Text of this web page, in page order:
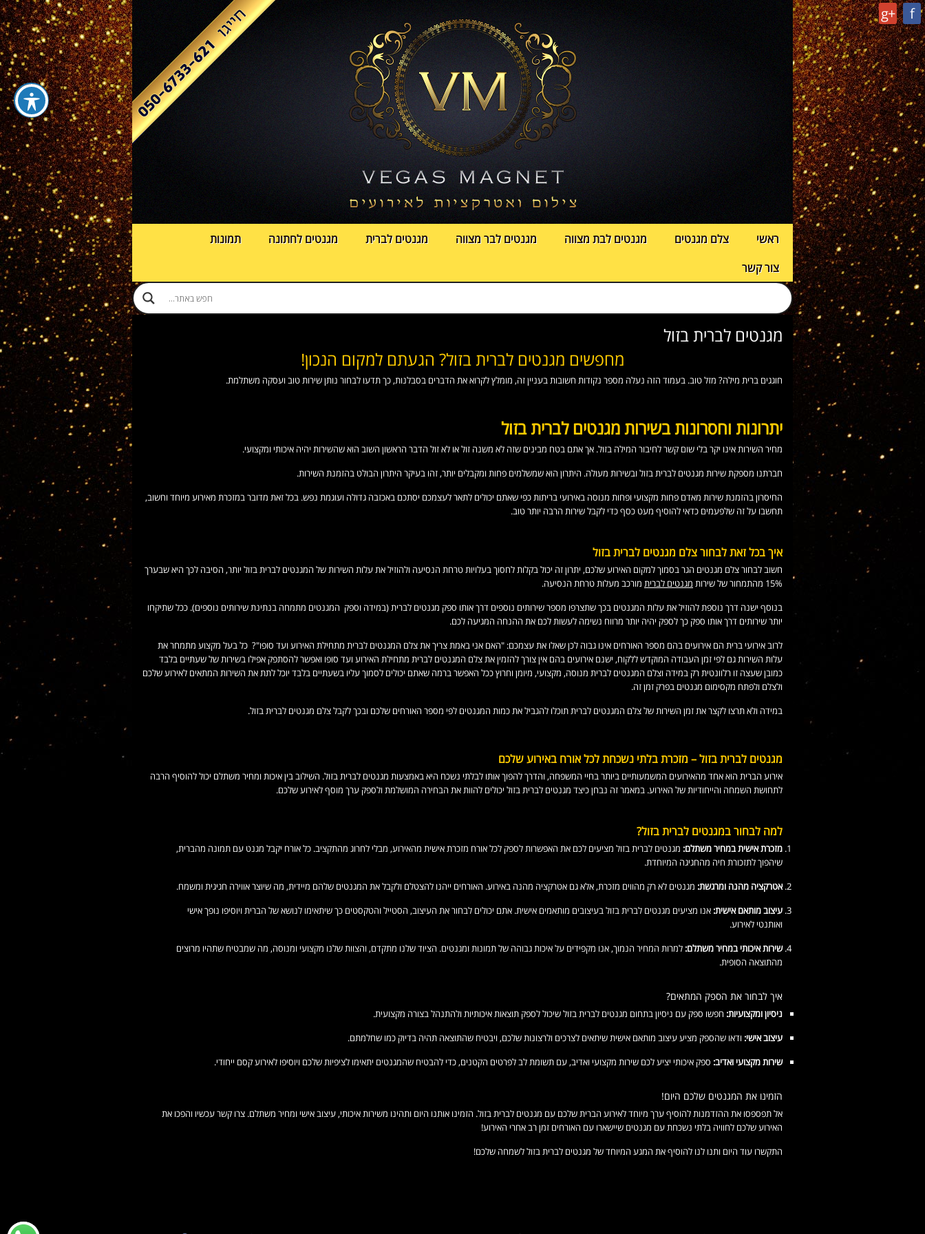
g+ f
ראשי צלם מגנטים מגנטים לבת מצווה מגנטים לבר מצווה מגנטים לברית מגנטים לחתונה
תמונות
צור קשר
מגנטים לברית בזול
מחפשים מגנטים לברית בזול? הגעתם למקום הנכון!
חוגגים ברית מילה? מזל טוב. בעמוד הזה נעלה מספר נקודות חשובות בעניין זה, מומלץ לקרוא את הדברים בסבלנות, כך תדעו לבחור נותן שירות טוב ועסקה משתלמת.
יתרונות וחסרונות בשירות מגנטים לברית בזול
מחיר השירות אינו יקר בלי שום קשר לחיבור המילה בזול. אך אתם בטח מבינים שזה לא משנה זול או לא זול הדבר הראשון השוב הוא שהשירות יהיה איכותי ומקצועי.
חברתנו מספקת שירות מגנטים לברית בזול ובשירות מעולה. היתרון הוא שמשלמים פחות ומקבלים יותר, זהו בעיקר היתרון הבולט בהזמנת השירות.
החיסרון בהזמנת שירות מאדם פחות מקצועי ופחות מנוסה באירועי בריתות כפי שאתם יכולים לתאר לעצמכם יסתכם באכזבה גדולה ועוגמת נפש. בכל זאת מדובר במזכרת מאירוע מיוחד וחשוב,
תחשבו על זה שלפעמים כדאי להוסיף מעט כסף כדי לקבל שירות הרבה יותר טוב.
איך בכל זאת לבחור צלם מגנטים לברית בזול
חשוב לבחור צלם מגנטים הגר בסמוך למקום האירוע שלכם, יתרון זה יכול בקלות לחסוך בעלויות טרחת הנסיעה ולהוזיל את עלות השירות של המגנטים לברית בזול יותר, הסיבה לכך היא שבערך
15% מהתמחור של שירות
מגנטים לברית מורכב מעלות טרחת הנסיעה.
בנוסף ישנה דרך נוספת להוזיל את עלות המגנטים בכך שתצרפו מספר שירותים נוספים דרך אותו ספק מגנטים לברית (במידה וספק המגנטים מתמחה בנתינת שירותים נוספים). ככל שתיקחו
יותר שירותים דרך אותו ספק כך לספק יהיה יותר מרווח נשימה לעשות לכם את ההנחה המגיעה לכם.
לרוב אירועי ברית הם אירועים בהם מספר האורחים אינו גבוה לכן שאלו את עצמכם: "האם אני באמת צריך את צלם המגנטים לברית מתחילת האירוע ועד סופו"? כל בעל מקצוע מתמחר את
עלות השירות גם לפי זמן העבודה המוקדש ללקוח, ישנם אירועים בהם אין צורך להזמין את צלם המגנטים לברית מתחילת האירוע ועד סופו ואפשר להסתפק אפילו בשירות של שעתיים בלבד
כמובן שעצה זו רלוונטית רק במידה וצלם המגנטים לברית מנוסה, מקצועי, מיומן וחרוץ ככל האפשר ברמה שאתם יכולים לסמוך עליו בשעתיים בלבד יוכל לתת את השירות המתאים לאירוע שלכם
ולצלם ולפתח מקסימום מגנטים בפרק זמן זה.
במידה ולא תרצו לקצר את זמן השירות של צלם המגנטים לברית תוכלו להגביל את כמות המגנטים לפי מספר האורחים שלכם ובכך לקבל צלם מגנטים לברית בזול.
מגנטים לברית בזול – מזכרת בלתי נשכחת לכל אורח באירוע שלכם
אירוע הברית הוא אחד מהאירועים המשמעותיים ביותר בחיי המשפחה, והדרך להפוך אותו לבלתי נשכח היא באמצעות מגנטים לברית בזול. השילוב בין איכות ומחיר משתלם יכול להוסיף הרבה
לתחושת השמחה והייחודיות של האירוע. במאמר זה נבחן כיצד מגנטים לברית בזול יכולים להוות את הבחירה המושלמת ולספק ערך מוסף לאירוע שלכם.
למה לבחור במגנטים לברית בזול?
מזכרת אישית במחיר משתלם: מגנטים לברית בזול מציעים לכם את האפשרות לספק לכל אורח מזכרת אישית מהאירוע, מבלי לחרוג מהתקציב. כל אורח יקבל מגנט עם תמונה מהברית,
שיהפוך לתזכורת חיה מהחגיגה המיוחדת.
אטרקציה מהנה ומרגשת: מגנטים לא רק מהווים מזכרת, אלא גם אטרקציה מהנה באירוע. האורחים ייהנו להצטלם ולקבל את המגנטים שלהם מיידית, מה שיוצר אווירה חגיגית ומשמח.
עיצוב מותאם אישית: אנו מציעים מגנטים לברית בזול בעיצובים מותאמים אישית. אתם יכולים לבחור את העיצוב, הסטייל והטקסטים כך שיתאימו לנושא של הברית ויוסיפו נופך אישי
ואותנטי לאירוע.
שירות איכותי במחיר משתלם: למרות המחיר הנמוך, אנו מקפידים על איכות גבוהה של תמונות ומגנטים. הציוד שלנו מתקדם, והצוות שלנו מקצועי ומנוסה, מה שמבטיח שתהיו מרוצים
מהתוצאה הסופית.
איך לבחור את הספק המתאים?
ניסיון ומקצועיות: חפשו ספק עם ניסיון בתחום מגנטים לברית בזול שיכול לספק תוצאות איכותיות ולהתנהל בצורה מקצועית.
עיצוב אישי: ודאו שהספק מציע עיצוב מותאם אישית שיתאים לצרכים ולרצונות שלכם, ויבטיח שהתוצאה תהיה בדיוק כמו שחלמתם.
שירות מקצועי ואדיב: ספק איכותי יציע לכם שירות מקצועי ואדיב, עם תשומת לב לפרטים הקטנים, כדי להבטיח שהמגנטים יתאימו לציפיות שלכם ויוסיפו לאירוע קסם ייחודי.
הזמינו את המגנטים שלכם היום!
אל תפספסו את ההזדמנות להוסיף ערך מיוחד לאירוע הברית שלכם עם מגנטים לברית בזול. הזמינו אותנו היום ותהינו משירות איכותי, עיצוב אישי ומחיר משתלם. צרו קשר עכשיו והפכו את
האירוע שלכם לחוויה בלתי נשכחת עם מגנטים שיישארו עם האורחים זמן רב אחרי האירוע!
התקשרו עוד היום ותנו לנו להוסיף את המגע המיוחד של מגנטים לברית בזול לשמחה שלכם!